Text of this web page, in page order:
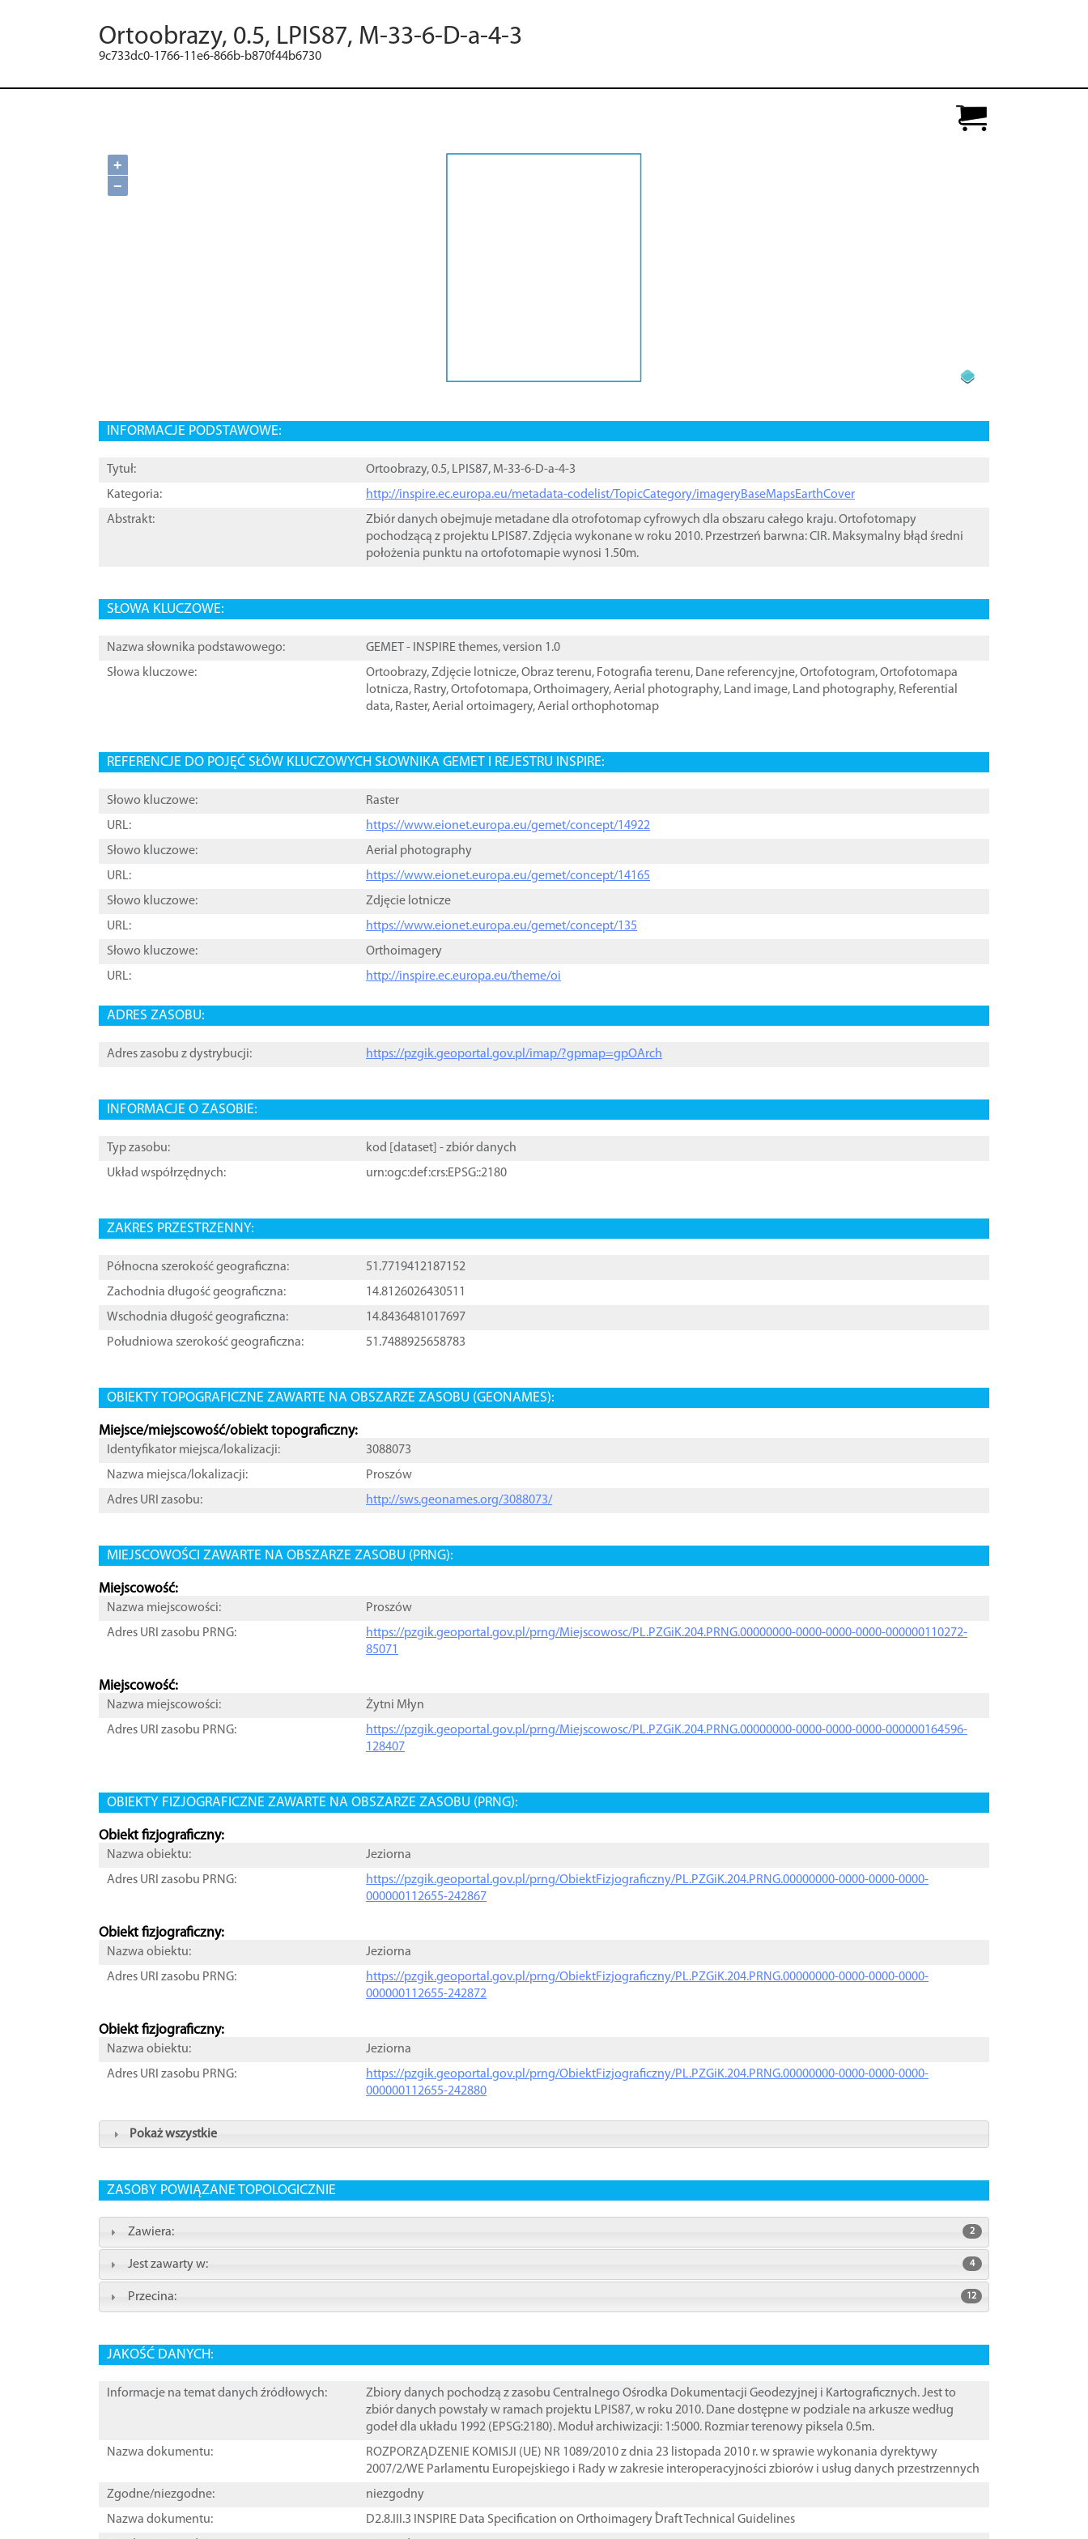
Ortoobrazy, 0.5, LPIS87, M-33-6-D-a-4-3
9c733dc0-1766-11e6-866b-b870f44b6730
+
−
INFORMACJE PODSTAWOWE:
Tytuł:
Ortoobrazy, 0.5, LPIS87, M-33-6-D-a-4-3
Kategoria:
http://inspire.ec.europa.eu/metadata-codelist/TopicCategory/imageryBaseMapsEarthCover
Abstrakt:
Zbiór danych obejmuje metadane dla otrofotomap cyfrowych dla obszaru całego kraju. Ortofotomapy
pochodzącą z projektu LPIS87. Zdjęcia wykonane w roku 2010. Przestrzeń barwna: CIR. Maksymalny błąd średni
położenia punktu na ortofotomapie wynosi 1.50m.
SŁOWA KLUCZOWE:
Nazwa słownika podstawowego:
GEMET - INSPIRE themes, version 1.0
Słowa kluczowe:
Ortoobrazy,Zdjęcie lotnicze,Obraz terenu, Fotografia terenu, Dane referencyjne,Ortofotogram,Ortofotomapa
lotnicza, Rastry,Ortofotomapa,Orthoimagery,Aerial photography, Land image, Land photography, Referential
data, Raster,Aerial ortoimagery,Aerial orthophotomap
REFERENCJE DO POJĘĆ SŁÓW KLUCZOWYCH SŁOWNIKA GEMET I REJESTRU INSPIRE:
Słowo kluczowe:
Raster
URL:
https://www.eionet.europa.eu/gemet/concept/14922
Słowo kluczowe:
Aerial photography
URL:
https://www.eionet.europa.eu/gemet/concept/14165
Słowo kluczowe:
Zdjęcie lotnicze
URL:
https://www.eionet.europa.eu/gemet/concept/135
Słowo kluczowe:
Orthoimagery
URL:
http://inspire.ec.europa.eu/theme/oi
ADRES ZASOBU:
Adres zasobu z dystrybucji: https://pzgik.geoportal.gov.pl/imap/?gpmap=gpOArch
INFORMACJE O ZASOBIE:
Typ zasobu: kod [ dataset ] - zbiór danych
Układ współrzędnych:
urn:ogc:def:crs:EPSG::2180
ZAKRES PRZESTRZENNY:
Północna szerokość geograficzna:
51.7719412187152
Zachodnia długość geograficzna:
14.8126026430511
Wschodnia długość geograficzna:
14.8436481017697
Południowa szerokość geograficzna:
51.7488925658783
OBIEKTY TOPOGRAFICZNE ZAWARTE NA OBSZARZE ZASOBU (GEONAMES):
Miejsce/miejscowość/obiekt topograficzny:
Identyfikator miejsca/lokalizacji:
3088073
Nazwa miejsca/lokalizacji:
Proszów
Adres URI zasobu:
http://sws.geonames.org/3088073/
MIEJSCOWOŚCI ZAWARTE NA OBSZARZE ZASOBU (PRNG):
Miejscowość:
Nazwa miejscowości:
Proszów
Adres URI zasobu PRNG:
https://pzgik.geoportal.gov.pl/prng/Miejscowosc/PL.PZGiK.204.PRNG.00000000-0000-0000-0000-000000110272-
85071
Miejscowość:
Nazwa miejscowości:
Żytni Młyn
Adres URI zasobu PRNG:
https://pzgik.geoportal.gov.pl/prng/Miejscowosc/PL.PZGiK.204.PRNG.00000000-0000-0000-0000-000000164596-
128407
OBIEKTY FIZJOGRAFICZNE ZAWARTE NA OBSZARZE ZASOBU (PRNG):
Obiekt fizjograficzny:
Nazwa obiektu:
Jeziorna
Adres URI zasobu PRNG:
https://pzgik.geoportal.gov.pl/prng/ObiektFizjograficzny/PL.PZGiK.204.PRNG.00000000-0000-0000-0000-
000000112655-242867
Obiekt fizjograficzny:
Nazwa obiektu:
Jeziorna
Adres URI zasobu PRNG:
https://pzgik.geoportal.gov.pl/prng/ObiektFizjograficzny/PL.PZGiK.204.PRNG.00000000-0000-0000-0000-
000000112655-242872
Obiekt fizjograficzny:
Nazwa obiektu:
Jeziorna
Adres URI zasobu PRNG:
https://pzgik.geoportal.gov.pl/prng/ObiektFizjograficzny/PL.PZGiK.204.PRNG.00000000-0000-0000-0000-
000000112655-242880
Pokaż wszystkie
ZASOBY POWIĄZANE TOPOLOGICZNIE
Zawiera: 2
Jest zawarty w: 4
Przecina: 12
JAKOŚĆ DANYCH:
Informacje na temat danych źródłowych:
Zbiory danych pochodzą z zasobu Centralnego Ośrodka Dokumentacji Geodezyjnej i Kartograficznych. Jest to
zbiór danych powstały w ramach projektu LPIS87, w roku 2010. Dane dostępne w podziale na arkusze według
godeł dla układu 1992 (EPSG:2180). Moduł archiwizacji: 1:5000. Rozmiar terenowy piksela 0.5m.
Nazwa dokumentu:
ROZPORZĄDZENIE KOMISJI (UE) NR 1089/2010 z dnia 23 listopada 2010 r. w sprawie wykonania dyrektywy
2007/2/WE Parlamentu Europejskiego i Rady w zakresie interoperacyjności zbiorów i usług danych przestrzennych
Zgodne/niezgodne:
niezgodny
Nazwa dokumentu:
D2.8.III.3 INSPIRE Data Specification on Orthoimagery ֠Draft Technical Guidelines